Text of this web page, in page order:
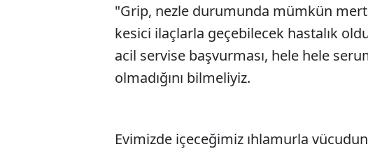
"Grip, nezle durumunda mümkün
kesici ilaçlarla geçebilecek hastalık
acil servise başvurması, hele hele
olmadığını bilmeliyiz.
Evimizde içeceğimiz ıhlamurla vücudun